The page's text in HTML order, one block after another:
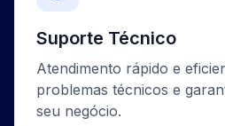
Suporte Técnico
Atendimento rápido e
problemas técnicos e
seu negócio.